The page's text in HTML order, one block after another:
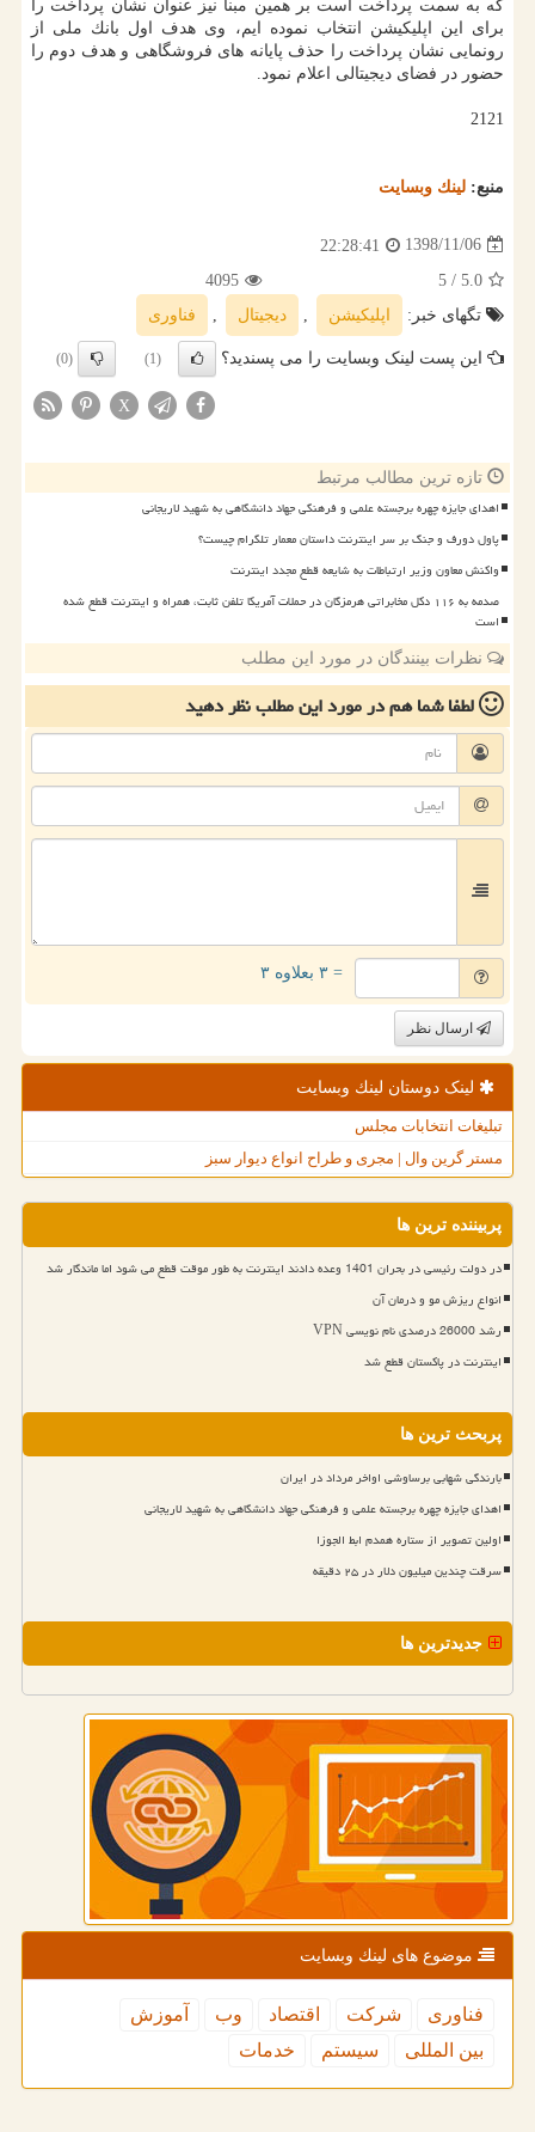
كه به سمت پرداخت است بر همین مبنا نیز عنوان نشان پرداخت را
برای این اپلیكیشن انتخاب نموده ایم، وی هدف اول بانك ملی از
رونمایی نشان پرداخت را حذف پایانه های فروشگاهی و هدف دوم را
حضور در فضای دیجیتالی اعلام نمود.
2121
منبع: لینك وبسایت
1398/11/06
22:28:41
5.0
/ 5
4095
تگهای خبر:
اپلیكیشن دیجیتال فناوری
این پست لینک وبسایت را می پسندید؟ (1)
(0)
X
تازه ترین مطالب مرتبط
اهدای جایزه چهره برجسته علمی و فرهنگی جهاد دانشگاهی به شهید لاریجانی
پاول دورف و جنگ بر سر اینترنت داستان معمار تلگرام چیست؟
واکنش معاون وزیر ارتباطات به شایعه قطع مجدد اینترنت
صدمه به ۱۱۶ دکل مخابراتی هرمزگان در حملات آمریکا تلفن ثابت، همراه و اینترنت قطع شده
است
نظرات بینندگان در مورد این مطلب
لطفا شما همدر مورد این مطلبنظر دهید
= ۳ بعلاوه ۳
ارسال نظر
لینک دوستان لینك وبسایت
تبلیغات انتخابات مجلس
مستر گرین وال | مجری و طراح انواع دیوار سبز
پربیننده ترین ها
در دولت رئیسی در بحران 1401 وعده دادند اینترنت به طور موقت قطع می شود اما ماندگار شد
انواع ریزش مو و درمان آن
رشد 26000 درصدی نام نویسی VPN
اینترنت در پاکستان قطع شد
پربحث ترین ها
بارندگی شهابی برساوشی اواخر مرداد در ایران
اهدای جایزه چهره برجسته علمی و فرهنگی جهاد دانشگاهی به شهید لاریجانی
اولین تصویر از ستاره همدم ابط الجوزا
سرقت چندین میلیون دلار در ۲۵ دقیقه
جدیدترین ها
موضوع های لینك وبسایت
فناوری شركت اقتصاد وب
آموزش
بین المللی
سیستم خدمات